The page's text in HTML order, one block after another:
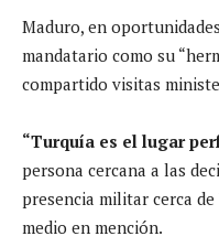
Maduro, en
mandatario como su
compartido visitas
“Turquía es el lugar
persona cercana a las
presencia militar cerca
medio en mención.